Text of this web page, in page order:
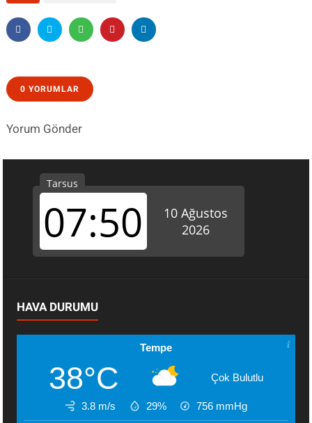
0 YORUMLAR
Yorum Gönder
HAVA DURUMU
Tempe
38°C Çok Bulutlu
3.8 m/s 29% 756 mmHg